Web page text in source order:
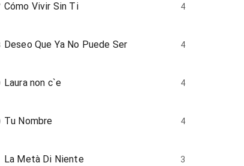
Cómo Vivir Sin Ti 4
Deseo Que Ya No Puede Ser 4
Laura non c`e 4
Tu Nombre 4
La Metà Di Niente 3